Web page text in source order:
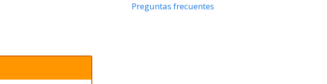
Preguntas frecuentes